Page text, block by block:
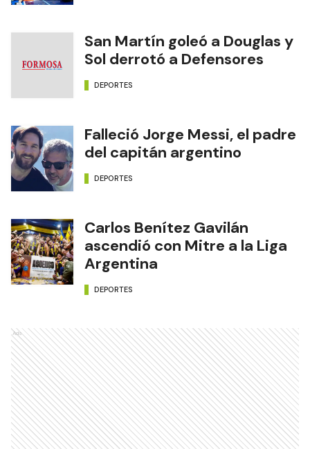
San Martín goleó a Douglas y
Sol derrotó a Defensores
DEPORTES
Falleció Jorge Messi, el padre
del capitán argentino
DEPORTES
Carlos Benítez Gavilán
ascendió con Mitre a la Liga
Argentina
DEPORTES
Ads